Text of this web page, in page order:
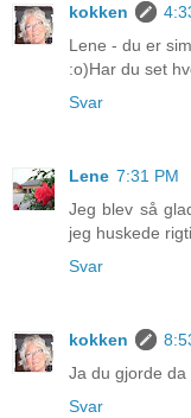
kokken
Lene - du er
:o)Har du set
Svar
Lene 7:31 PM
Jeg blev så
jeg huskede
Svar
kokken
Ja du gjorde da
Svar